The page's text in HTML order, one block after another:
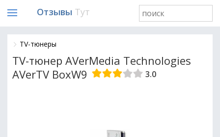
Отзывы Тут
TV-тюнеры
TV-тюнер AVerMedia Technologies
AVerTV BoxW9
3.0